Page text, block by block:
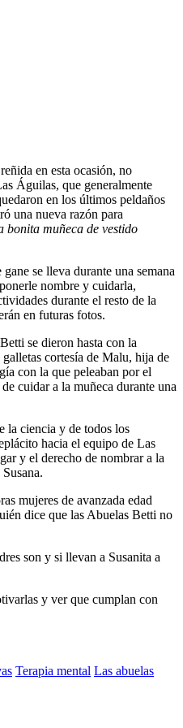
en esta ocasión, no
Águilas, que generalmente
en los últimos peldaños
una nueva razón para
bonita muñeca de vestido
se lleva durante una semana
nombre y cuidarla,
durante el resto de la
en futuras fotos.
se dieron hasta con la
cortesía de Malu, hija de
con la que peleaban por el
cuidar a la muñeca durante una
la ciencia y de todos los
hacia el equipo de Las
y el derecho de nombrar a la
mujeres de avanzada edad
dice que las Abuelas Betti no
son y si llevan a Susanita a
y ver que cumplan con
Terapia mental Las abuelas